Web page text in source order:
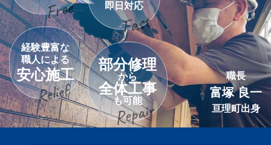
即日対応
経験豊富な
職人による
安心施工
部分修理
から
全体工事
も可能
職長
富塚 良一
亘理町出身